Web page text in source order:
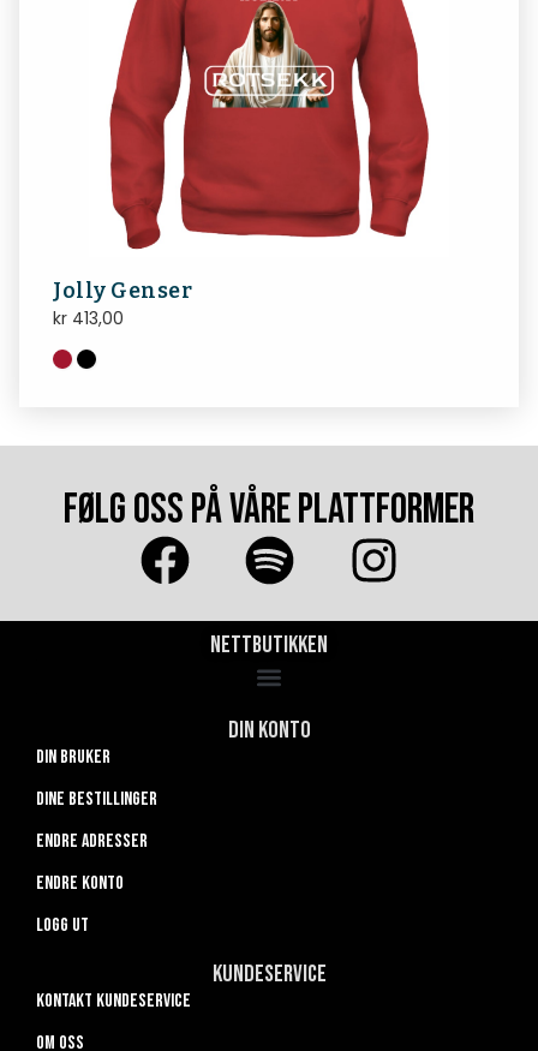
Jolly Genser
kr 413,00
FØLG OSS PÅ VÅRE PLATTFORMER
Nettbutikken
Din konto
Din bruker
Dine bestillinger
Endre adresser
Endre konto
Logg ut
Kundeservice
Kontakt kundeservice
Om oss